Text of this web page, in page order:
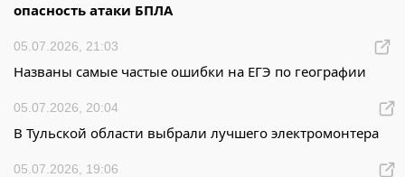
опасность атаки БПЛА
05.07.2026, 21:03
Названы самые частые ошибки на ЕГЭ по географии
05.07.2026, 20:04
В Тульской области выбрали лучшего электромонтера
05.07.2026, 19:06